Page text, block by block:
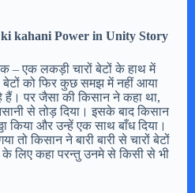
ki kahani Power in Unity Story
– एक लकड़ी चारों बेटों के हाथ में
को फिर कुछ समझ में नहीं आया
हैं। पर जैसा की किसान ने कहा था,
से तोड़ दिया। इसके बाद किसान
किया और उन्हें एक साथ बाँध दिया।
किसान ने बारी बारी से चारों बेटों
लिए कहा परन्तु उनमे से किसी से भी